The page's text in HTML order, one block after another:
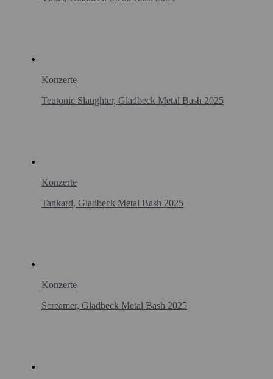
Konzerte
Teutonic Slaughter, Gladbeck Metal Bash 2025
Konzerte
Tankard, Gladbeck Metal Bash 2025
Konzerte
Screamer, Gladbeck Metal Bash 2025